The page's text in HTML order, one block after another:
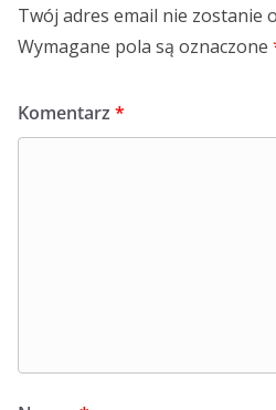
Twój adres email nie zostanie
Wymagane pola są oznaczone
Komentarz *